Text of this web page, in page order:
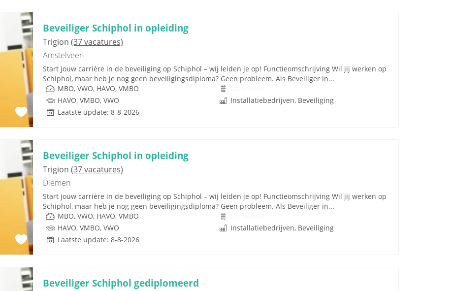
Beveiliger Schiphol in opleiding
Trigion (37 vacatures)
Amstelveen
Start jouw carrière in de beveiliging op Schiphol – wij leiden je op! Functieomschrijving Wil jij werken op
Schiphol, maar heb je nog geen beveiligingsdiploma? Geen probleem. Als Beveiliger in...
MBO, VWO, HAVO, VMBO
HAVO, VMBO, VWO
Installatiebedrijven, Beveiliging
Laatste update: 8-8-2026
Beveiliger Schiphol in opleiding
Trigion (37 vacatures)
Diemen
Start jouw carrière in de beveiliging op Schiphol – wij leiden je op! Functieomschrijving Wil jij werken op
Schiphol, maar heb je nog geen beveiligingsdiploma? Geen probleem. Als Beveiliger in...
MBO, VWO, HAVO, VMBO
HAVO, VMBO, VWO
Installatiebedrijven, Beveiliging
Laatste update: 8-8-2026
Beveiliger Schiphol gediplomeerd